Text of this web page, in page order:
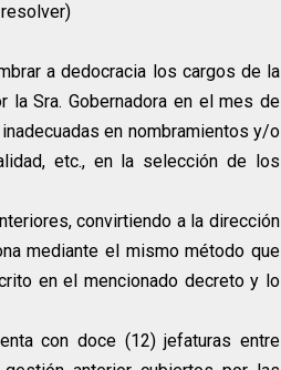
a dedocracia los cargos de la
la Sra. Gobernadora en el mes de
en nombramientos y/o
etc., en la selección de los
convirtiendo a la dirección
mediante el mismo método que
en el mencionado decreto y lo
con doce (12) jefaturas entre